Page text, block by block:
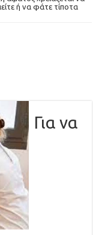
ή να φάτε τίποτα
Για να